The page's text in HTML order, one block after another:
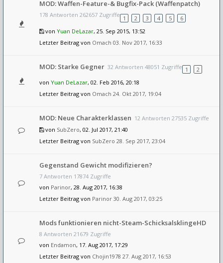
MOD: Waffen-Feature-& Bugfix-Pack (Waffenpatch)
178 Antworten 262657 Zugriffe 1 2 3 4 5
6
von Yuan DeLazar, 25. Sep 2015, 13:52
Letzter Beitrag von Omach 03. Nov 2017, 16:33
MOD: Starke Gegner 32 Antworten 48051 Zugriffe 1
2
von Yuan DeLazar, 02. Feb 2016, 20:18
Letzter Beitrag von Omach 24. Okt 2017, 19:04
MOD: Neue Charakterklassen 12 Antworten 27535 Zugriffe
von SubZero, 02. Jul 2017, 21:40
Letzter Beitrag von SubZero 28. Sep 2017, 23:04
Gegenstand Gewicht modifizieren?
7 Antworten 17874 Zugriffe
von Parinor, 28. Aug 2017, 16:38
Letzter Beitrag von Parinor 30. Aug 2017, 03:25
Mods funktionieren nicht-Steam-SchicksalsklingeHD
8 Antworten 21679 Zugriffe
von Endamon, 17. Aug 2017, 17:29
Letzter Beitrag von Chojin1978 27. Aug 2017, 16:53